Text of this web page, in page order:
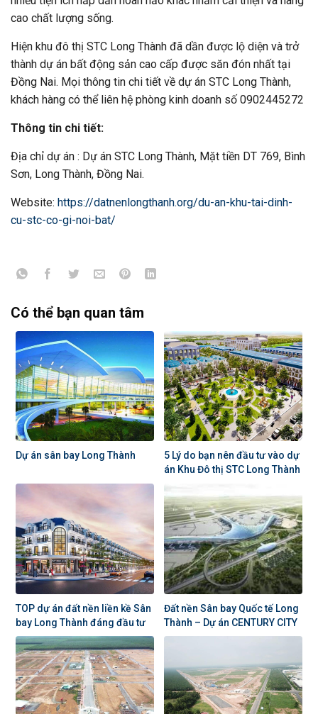
cao chất lượng sống.
Hiện khu đô thị STC Long Thành đã dần được lộ diện và trở
thành dự án bất động sản cao cấp được săn đón nhất tại
Đồng Nai. Mọi thông tin chi tiết về dự án STC Long Thành,
khách hàng có thể liên hệ phòng kinh doanh số 0902445272
Thông tin chi tiết:
Địa chỉ dự án : Dự án STC Long Thành, Mặt tiền DT 769, Bình
Sơn, Long Thành, Đồng Nai.
Website: https://datnenlongthanh.org/du-an-khu-tai-dinh-
cu-stc-co-gi-noi-bat/
Có thể bạn quan tâm
Dự án sân bay Long Thành
5 Lý do bạn nên đầu tư vào dự
án Khu Đô thị STC Long Thành
TOP dự án đất nền liền kề Sân
bay Long Thành đáng đầu tư
Đất nền Sân bay Quốc tế Long
Thành – Dự án CENTURY CITY